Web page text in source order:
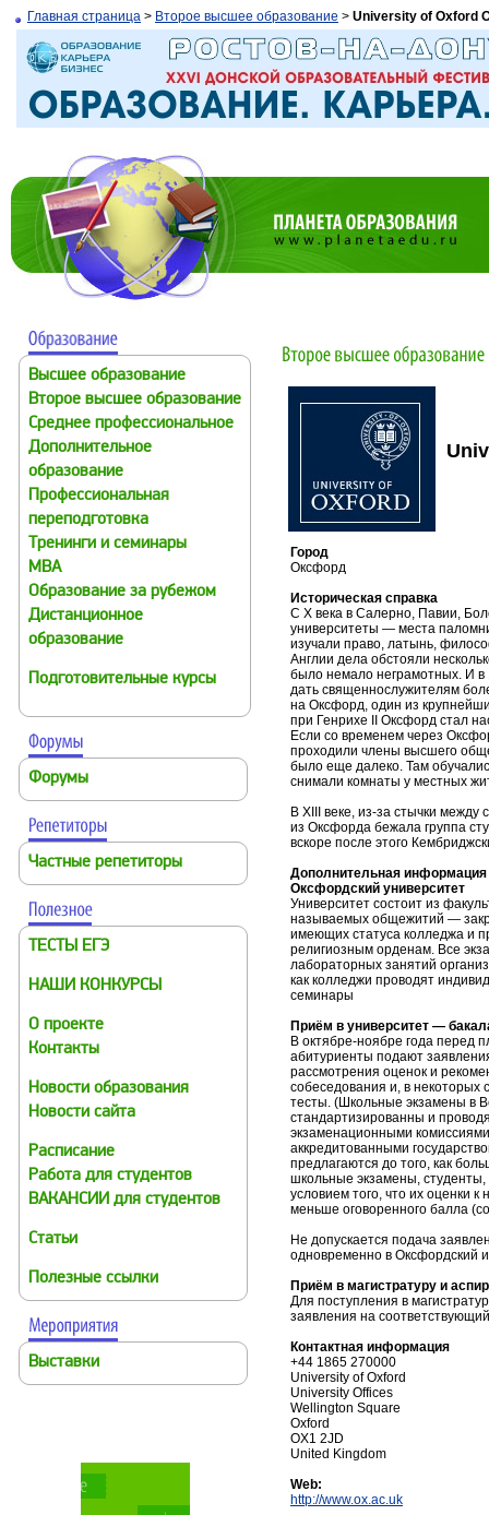
Главная страница > Второе высшее образование > University of Oxford
Высшее образование
Второе высшее образование
Среднее профессиональное
Дополнительное
образование
Профессиональная
переподготовка
Тренинги и семинары
MBA
Образование за рубежом
Дистанционное
образование
Подготовительные курсы
Форумы
Частные репетиторы
ТЕСТЫ ЕГЭ
НАШИ КОНКУРСЫ
О проекте
Контакты
Новости образования
Новости сайта
Расписание
Работа для студентов
ВАКАНСИИ для студентов
Статьи
Полезные ссылки
Выставки
Город
Оксфорд
Историческая справка
С X века в Салерно, Павии,
университеты — места
изучали право, латынь,
Англии дела обстояли
было немало неграмотных. И в
дать священнослужителям
на Оксфорд, один из
при Генрихе II Оксфорд стал
Если со временем через
проходили члены высшего
было еще далеко. Там
снимали комнаты у местных
В XIII веке, из-за стычки между
из Оксфорда бежала группа
вскоре после этого
Дополнительная информация
Оксфордский университет
Университет состоит из
называемых общежитий —
имеющих статуса колледжа и
религиозным орденам. Все
лабораторных занятий
как колледжи проводят
семинары
Приём в университет —
В октябре-ноябре года перед
абитуриенты подают
рассмотрения оценок и
собеседования и, в некоторых
тесты. (Школьные экзамены в
стандартизированны и
экзаменационными
аккредитованными
предлагаются до того, как
школьные экзамены,
условием того, что их оценки к
меньше оговоренного балла
Не допускается подача
одновременно в Оксфордский
Приём в магистратуру и
Для поступления в
заявления на
Контактная информация
+44 1865 270000
University of Oxford
University Offices
Wellington Square
Oxford
OX1 2JD
United Kingdom
Web:
http://www.ox.ac.uk